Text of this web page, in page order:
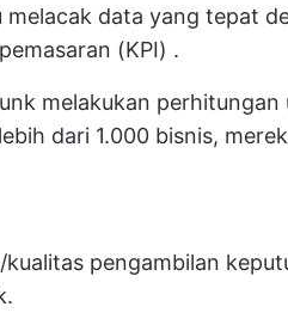
data yang tepat
(KPI) .
melakukan perhitungan
dari 1.000 bisnis,
pengambilan